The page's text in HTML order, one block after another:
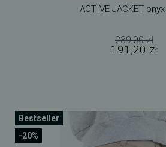
ACTIVE JACKET
239,00 zł
191,20 zł
-20%
Bestseller